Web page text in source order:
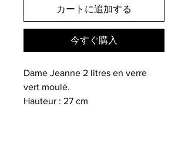
カートに追加する
今すぐ購入
Dame Jeanne 2 litres en verre
vert moulé.
Hauteur : 27 cm